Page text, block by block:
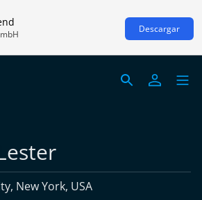
Descargar
New York, USA